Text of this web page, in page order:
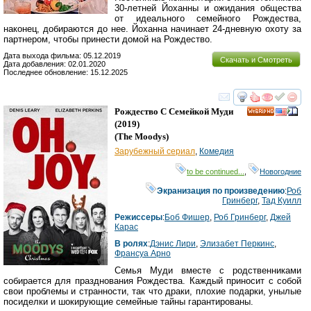
30-летней Йоханны и ожидания общества
от идеального семейного Рождества,
наконец, добираются до нее. Йоханна начинает 24-дневную охоту за
партнером, чтобы принести домой на Рождество.
Скачать и Смотреть
Дата выхода фильма: 05.12.2019
Дата добавления: 02.01.2020
Последнее обновление: 15.12.2025
смотреть
Рождество С Семейкой Муди
(2019)
(The Moodys)
Зарубежный сериал, Комедия
to be continued..., Новогодние
Экранизация по произведению:Роб
Гринберг,Тад Куилл
Режиссеры:Боб Фишер, Роб Гринберг, Джей
Карас
В ролях:Дэнис Лири, Элизабет Перкинс,
Франсуа Арно
Семья Муди вместе с родственниками
собирается для празднования Рождества. Каждый приносит с собой
свои проблемы и странности, так что драки, плохие подарки, унылые
посиделки и шокирующие семейные тайны гарантированы.